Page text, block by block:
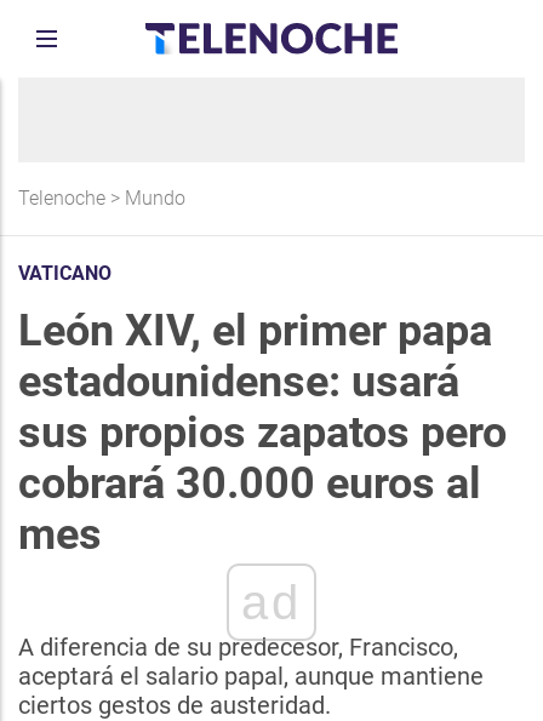
Telenoche > Mundo
VATICANO
León XIV, el primer papa
estadounidense: usará
sus propios zapatos pero
cobrará 30.000 euros al
mes
ad
A diferencia de su predecesor, Francisco,
aceptará el salario papal, aunque mantiene
ciertos gestos de austeridad.